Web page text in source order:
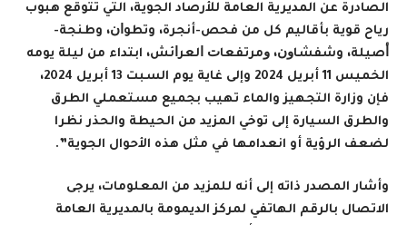
الصادرة عن المديرية العامة للأرصاد الجوية، التي تتوقع هبوب
رياح قوية بأقاليم كل من فحص-أنجرة، وﺗﻄﻮﺍﻥ، وﻃﻨﺠﺔ-
ﺃﺻﻴﻠﺔ، وﺷﻔﺸﺎﻭﻥ، ﻭﻣﺮﺗﻔﻌﺎﺕ ﺍﻟﻌﺮﺍﺋﺶ، ابتداء من ليلة يومه
الخميس 11 أبريل 2024 وإلى غاية يوم السبت 13 أبريل 2024،
فإن وزارة التجهيز والماء تهيب بجميع مستعملي الطرق
والطرق السيارة إلى توخي المزيد من الحيطة والحذر نظرا
لضعف الرؤية أو انعدامها في مثل هذه الأحوال الجوية”.
وأشار المصدر ذاته إلى أنه للمزيد من المعلومات، يرجى
الاتصال بالرقم الهاتفي لمركز الديمومة بالمديرية العامة